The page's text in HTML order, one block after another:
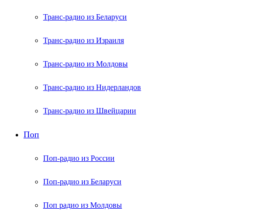
Транс-радио из Беларуси
Транс-радио из Израиля
Транс-радио из Молдовы
Транс-радио из Нидерландов
Транс-радио из Швейцарии
Поп
Поп-радио из России
Поп-радио из Беларуси
Поп радио из Молдовы